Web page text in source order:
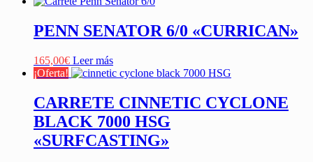
era:
55,00€.
es:
38,00€.
PENN SENATOR 6/0 «CURRICAN»
165,00€ Leer más
¡Oferta!
CARRETE CINNETIC CYCLONE
BLACK 7000 HSG
«SURFCASTING»